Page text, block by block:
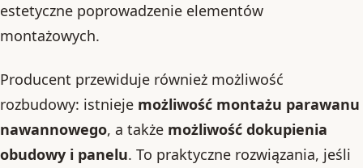
estetyczne poprowadzenie elementów
montażowych.
Producent przewiduje również możliwość
rozbudowy: istnieje możliwość montażu parawanu
nawannowego, a także możliwość dokupienia
obudowy i panelu. To praktyczne rozwiązania, jeśli